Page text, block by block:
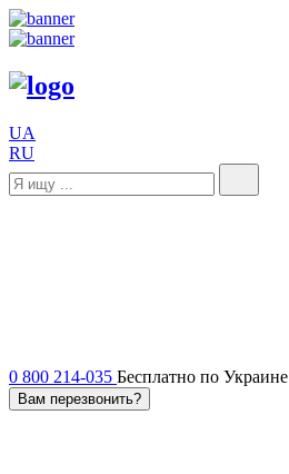
UA
RU
0 800 214-035 Бесплатно по Украине
Вам перезвонить?